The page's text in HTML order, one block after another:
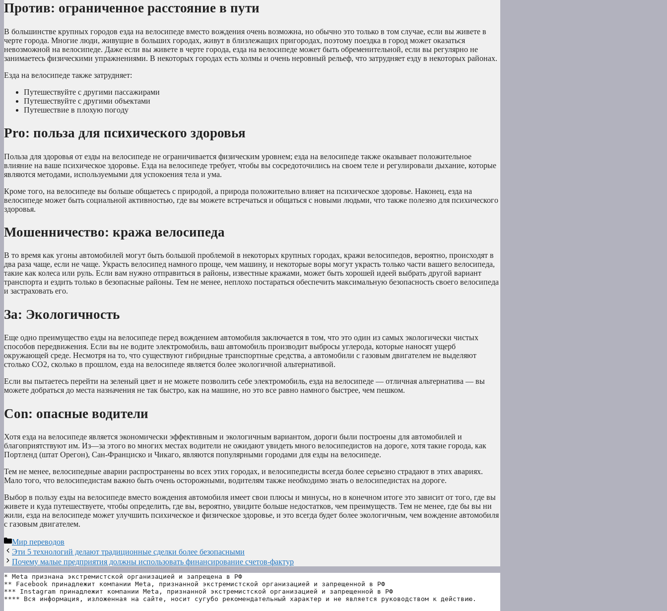
Против: ограниченное расстояние в пути
В большинстве крупных городов езда на велосипеде вместо вождения очень возможна, но обычно это только в том случае, если вы живете в
черте города. Многие люди, живущие в больших городах, живут в близлежащих пригородах, поэтому поездка в город может оказаться
невозможной на велосипеде. Даже если вы живете в черте города, езда на велосипеде может быть обременительной, если вы регулярно не
занимаетесь физическими упражнениями. В некоторых городах есть холмы и очень неровный рельеф, что затрудняет езду в некоторых районах.
Езда на велосипеде также затрудняет:
Путешествуйте с другими пассажирами
Путешествуйте с другими объектами
Путешествие в плохую погоду
Pro: польза для психического здоровья
Польза для здоровья от езды на велосипеде не ограничивается физическим уровнем; езда на велосипеде также оказывает положительное
влияние на ваше психическое здоровье. Езда на велосипеде требует, чтобы вы сосредоточились на своем теле и регулировали дыхание, которые
являются методами, используемыми для успокоения тела и ума.
Кроме того, на велосипеде вы больше общаетесь с природой, а природа положительно влияет на психическое здоровье. Наконец, езда на
велосипеде может быть социальной активностью, где вы можете встречаться и общаться с новыми людьми, что также полезно для психического
здоровья.
Мошенничество: кража велосипеда
В то время как угоны автомобилей могут быть большой проблемой в некоторых крупных городах, кражи велосипедов, вероятно, происходят в
два раза чаще, если не чаще. Украсть велосипед намного проще, чем машину, и некоторые воры могут украсть только части вашего велосипеда,
такие как колеса или руль. Если вам нужно отправиться в районы, известные кражами, может быть хорошей идеей выбрать другой вариант
транспорта и ездить только в безопасные районы. Тем не менее, неплохо постараться обеспечить максимальную безопасность своего велосипеда
и застраховать его.
За: Экологичность
Еще одно преимущество езды на велосипеде перед вождением автомобиля заключается в том, что это один из самых экологически чистых
способов передвижения. Если вы не водите электромобиль, ваш автомобиль производит выбросы углерода, которые наносят ущерб
окружающей среде. Несмотря на то, что существуют гибридные транспортные средства, а автомобили с газовым двигателем не выделяют
столько CO2, сколько в прошлом, езда на велосипеде является более экологичной альтернативой.
Если вы пытаетесь перейти на зеленый цвет и не можете позволить себе электромобиль, езда на велосипеде — отличная альтернатива — вы
можете добраться до места назначения не так быстро, как на машине, но это все равно намного быстрее, чем пешком.
Con: опасные водители
Хотя езда на велосипеде является экономически эффективным и экологичным вариантом, дороги были построены для автомобилей и
благоприятствуют им. Из—за этого во многих местах водители не ожидают увидеть много велосипедистов на дороге, хотя такие города, как
Портленд (штат Орегон), Сан-Франциско и Чикаго, являются популярными городами для езды на велосипеде.
Тем не менее, велосипедные аварии распространены во всех этих городах, и велосипедисты всегда более серьезно страдают в этих авариях.
Мало того, что велосипедистам важно быть очень осторожными, водителям также необходимо знать о велосипедистах на дороге.
Выбор в пользу езды на велосипеде вместо вождения автомобиля имеет свои плюсы и минусы, но в конечном итоге это зависит от того, где вы
живете и куда путешествуете, чтобы определить, где вы, вероятно, увидите больше недостатков, чем преимуществ. Тем не менее, где бы вы ни
жили, езда на велосипеде может улучшить психическое и физическое здоровье, и это всегда будет более экологичным, чем вождение автомобиля
с газовым двигателем.
Рубрики
Мир переводов
Эти 5 технологий делают традиционные сделки более безопасными
Почему малые предприятия должны использовать финансирование счетов-фактур
* Meta признана экстремистской организацией и запрещена в РФ
** Facebook принадлежит компании Meta, признанной экстремистской организацией и запрещенной в РФ
*** Instagram принадлежит компании Meta, признанной экстремистской организацией и запрещенной в РФ
**** Вся информация, изложенная на сайте, носит сугубо рекомендательный характер и не является руководством к действию.